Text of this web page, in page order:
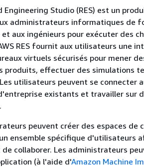
Engineering Studio (RES) est un
administrateurs informatiques de
aux ingénieurs pour exécuter des
RES fournit aux utilisateurs une
virtuels sécurisés pour mener
produits, effectuer des simulations
utilisateurs peuvent se connecter
existants et travailler sur
peuvent créer des espaces de
ensemble spécifique d'utilisateurs
collaborer. Les administrateurs
(à l'aide d'Amazon Machine